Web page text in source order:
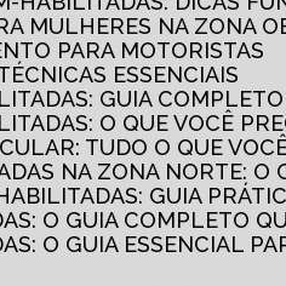
MULHERES NA ZONA
PARA MOTORISTAS
ESSENCIAIS
GUIA
O QUE VOCÊ
TUDO O QUE
NA ZONA NORTE: O
GUIA
O GUIA COMPLETO
O GUIA ESSENCIAL